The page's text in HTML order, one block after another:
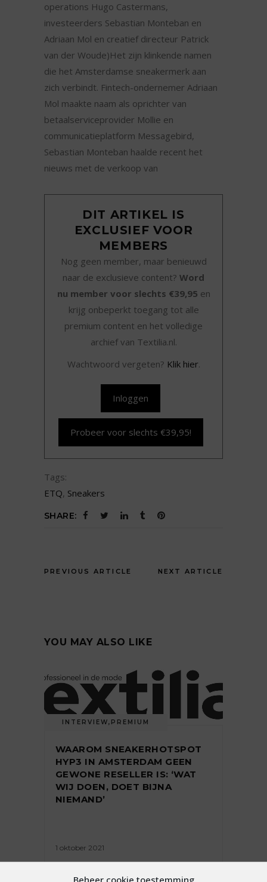
Beheer cookie toestemming
operations Hugo Castermans,
investeerders Sebastian Monteban en
Adriaan Mol en creatief directeur Patrick
van der Woude)Het zijn klinkende namen
die het Amsterdamse sneakermerk aan
zich verbindt. Fintech-ondernemer Adriaan
Mol maakte naam als oprichter van
betaalserviceprovider Mollie en
communicatieplatform Messagebird,
Sebastian Monteban haalde recent het
nieuws met de verkoop van
DIT ARTIKEL IS
EXCLUSIEF VOOR
MEMBERS
Nog geen member, maar benieuwd
naar de exclusieve content? Word
nu member voor slechts €39,95 en
krijg onbeperkt toegang tot alle
premium content en het volledige
archief van Textilia.nl.
Wachtwoord vergeten? Klik hier.
Inloggen
Probeer voor slechts €39,95!
Tags:
ETQ, Sneakers
SHARE:
PREVIOUS ARTICLE NEXT ARTICLE
YOU MAY ALSO LIKE
INTERVIEW, PREMIUM
WAAROM SNEAKERHOTSPOT
HYP3 IN AMSTERDAM GEEN
GEWONE RESELLER IS: ‘WAT
WIJ DOEN, DOET BIJNA
NIEMAND’
1 oktober 2021